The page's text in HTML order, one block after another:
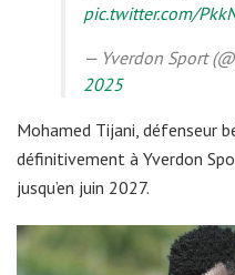
pic.twitter.com/
— Yverdon Sport
2025
Mohamed Tijani, défenseur
définitivement à Yverdon
jusqu’en juin 2027.